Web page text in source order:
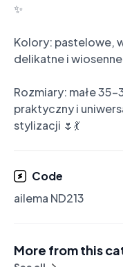
✨
Kolory: pastelowe,
delikatne i wiosenne
Rozmiary: małe 35-
praktyczny i
stylizacji 🌷💃
Code
ailema ND213
More from this